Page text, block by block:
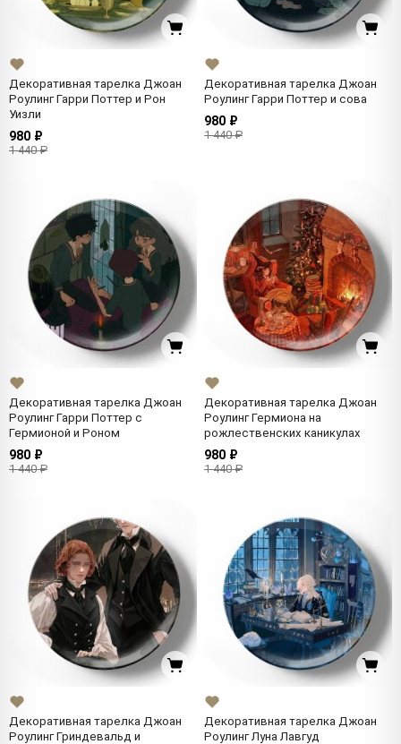
Декоративная тарелка Джоан
Роулинг Гарри Поттер и Рон
Уизли
980 ₽
1 440 ₽
Декоративная тарелка Джоан
Роулинг Гарри Поттер и сова
980 ₽
1 440 ₽
Декоративная тарелка Джоан
Роулинг Гарри Поттер с
Гермионой и Роном
980 ₽
1 440 ₽
Декоративная тарелка Джоан
Роулинг Гермиона на
рожлественских каникулах
980 ₽
1 440 ₽
Декоративная тарелка Джоан
Роулинг Гриндевальд и
Декоративная тарелка Джоан
Роулинг Луна Лавгуд